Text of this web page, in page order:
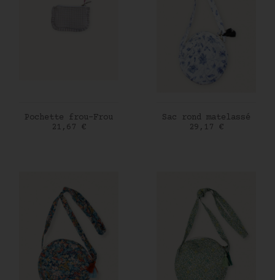
AJOUTER AU PANIER
Pochette frou-Frou
Prix
21,67 €
AJOUTER AU PANIER
Sac rond matelassé
Prix
29,17 €